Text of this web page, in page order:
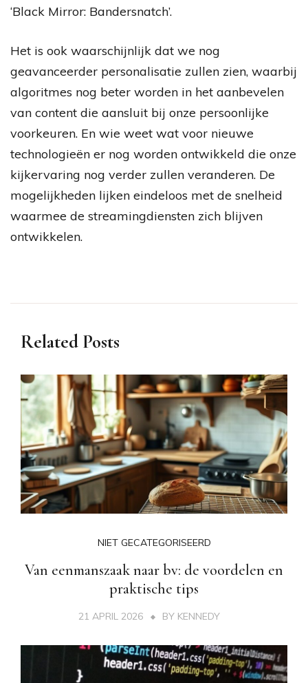
‘Black Mirror: Bandersnatch’.
Het is ook waarschijnlijk dat we nog
geavanceerder personalisatie zullen zien, waarbij
algoritmes nog beter worden in het aanbevelen
van content die aansluit bij onze persoonlijke
voorkeuren. En wie weet wat voor nieuwe
technologieën er nog worden ontwikkeld die onze
kijkervaring nog verder zullen veranderen. De
mogelijkheden lijken eindeloos met de snelheid
waarmee de streamingdiensten zich blijven
ontwikkelen.
Related Posts
NIET GECATEGORISEERD
Van eenmanszaak naar bv: de voordelen en
praktische tips
21 APRIL 2026 BY KENNEDY